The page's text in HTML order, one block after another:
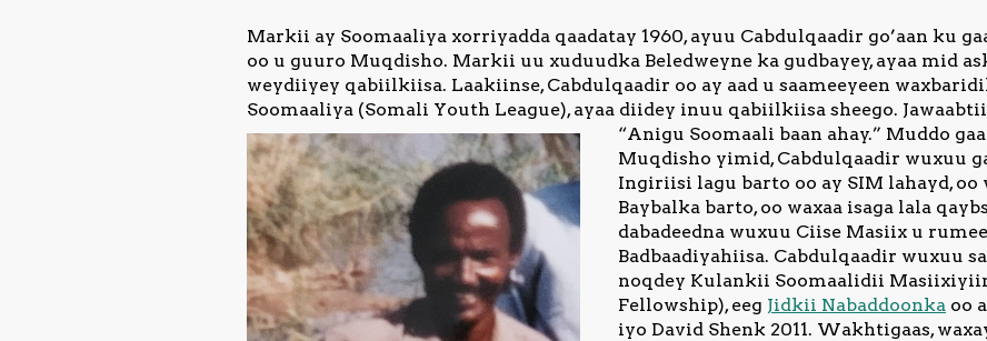
Markii ay Soomaaliya xorriyadda qaadatay 1960, ayuu Cabdulqaadir go’aan ku
oo u guuro Muqdisho. Markii uu xuduudka Beledweyne ka gudbayey, ayaa mid
weydiiyey qabiilkiisa. Laakiinse, Cabdulqaadir oo ay aad u saameeyeen
Soomaaliya (Somali Youth League), ayaa diidey inuu qabiilkiisa sheego.
“Anigu Soomaali baan ahay.” Muddo
Muqdisho yimid, Cabdulqaadir wuxuu
Ingiriisi lagu barto oo ay SIM lahayd,
Baybalka barto, oo waxaa isaga lala
dabadeedna wuxuu Ciise Masiix u
Badbaadiyahiisa. Cabdulqaadir wuxuu
noqdey Kulankii Soomaalidii
Fellowship), eeg Jidkii Nabaddoonka oo
iyo David Shenk 2011. Wakhtigaas,